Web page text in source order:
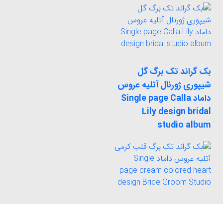
بک گراند تک برگ گل
شیپوری ژورنال آتلیه عروس
داماد Single page Calla
Lily design bridal
studio album